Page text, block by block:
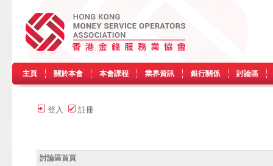
主頁 關於本會 本會課程 業界資訊 銀行關係 討論區
登入 註冊
討論區首頁